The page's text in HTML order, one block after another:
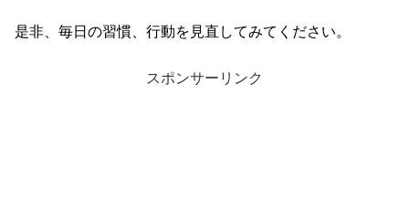
是非、毎日の習慣、行動を見直してみてください。
スポンサーリンク